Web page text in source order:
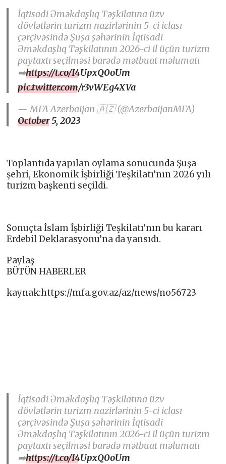
İqtisadi Əməkdaşlıq Təşkilatına üzv
dövlətlərin turizm nazirlərinin 5-ci iclası
çərçivəsində Şuşa şəhərinin İqtisadi
Əməkdaşlıq Təşkilatının 2026-ci il üçün turizm
paytaxtı seçilməsi barədə mətbuat məlumatı
➡️https://t.co/I4UpxQ0oUm
pic.twitter.com/r3vWEg4XVa
— MFA Azerbaijan 🇦🇿 (@AzerbaijanMFA)
October 5, 2023
Toplantıda yapılan oylama sonucunda Şuşa
şehri, Ekonomik İşbirliği Teşkilatı’nın 2026 yılı
turizm başkenti seçildi.
Sonuçta İslam İşbirliği Teşkilatı’nın bu kararı
Erdebil Deklarasyonu’na da yansıdı.
Paylaş
BÜTÜN HABERLER
kaynak:https://mfa.gov.az/az/news/no56723
İqtisadi Əməkdaşlıq Təşkilatına üzv
dövlətlərin turizm nazirlərinin 5-ci iclası
çərçivəsində Şuşa şəhərinin İqtisadi
Əməkdaşlıq Təşkilatının 2026-ci il üçün turizm
paytaxtı seçilməsi barədə mətbuat məlumatı
➡️https://t.co/I4UpxQ0oUm